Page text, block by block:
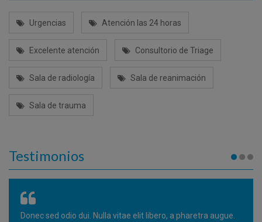
Urgencias Atención las 24 horas
Excelente atención Consultorio de Triage
Sala de radiología Sala de reanimación
Sala de trauma
Testimonios
Donec sed odio dui. Nulla vitae elit libero, a pharetra augue.